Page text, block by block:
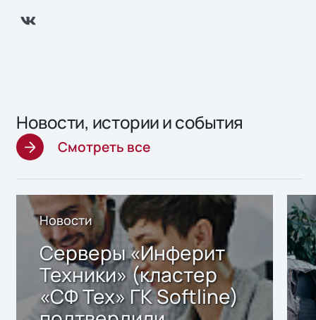
Новости, истории и события
Смотреть все
Новости
Серверы «Инферит
Техники» (кластер
«СФ Тех» ГК Softline)